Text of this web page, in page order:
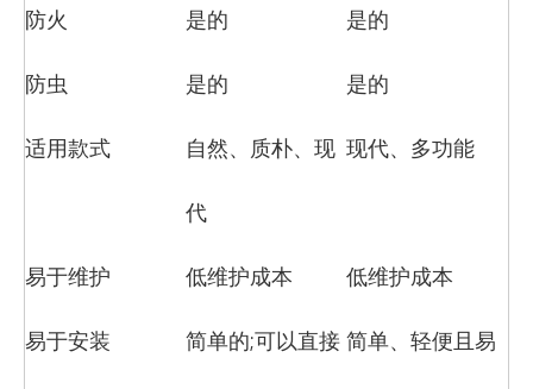
防火 是的 是的
防虫 是的 是的
适用款式 自然、质朴、现
代
现代、多功能
易于维护 低维护成本 低维护成本
易于安装 简单的;可以直接 简单、轻便且易